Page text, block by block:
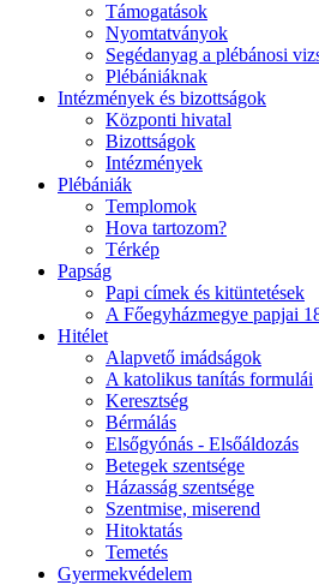
Támogatások
Nyomtatványok
Segédanyag a plébánosi
Plébániáknak
Intézmények és bizottságok
Központi hivatal
Bizottságok
Intézmények
Plébániák
Templomok
Hova tartozom?
Térkép
Papság
Papi címek és kitüntetések
A Főegyházmegye papjai
Hitélet
Alapvető imádságok
A katolikus tanítás formulái
Keresztség
Bérmálás
Elsőgyónás - Elsőáldozás
Betegek szentsége
Házasság szentsége
Szentmise, miserend
Hitoktatás
Temetés
Gyermekvédelem